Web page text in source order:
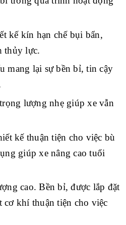
kế kín hạn chế bụi bẩn,
thủy lực.
mang lại sự bền bỉ, tin cậy
lượng nhẹ giúp xe vẫn
kế thuận tiện cho việc bù
giúp xe nâng cao tuổi
cao. Bền bỉ, được lắp đặt
cơ khí thuận tiện cho việc